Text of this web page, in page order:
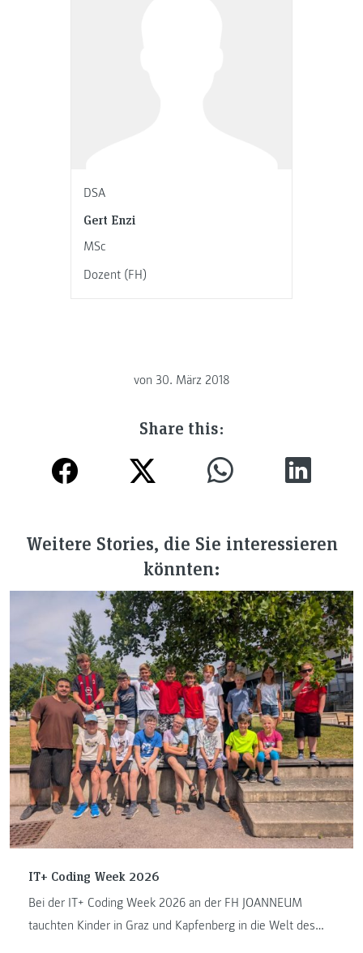
DSA
Gert Enzi
MSc
Dozent (FH)
von 30. März 2018
Share this:
Weitere Stories, die Sie interessieren
könnten:
IT+ Coding Week 2026
Bei der IT+ Coding Week 2026 an der FH JOANNEUM
tauchten Kinder in Graz und Kapfenberg in die Welt des